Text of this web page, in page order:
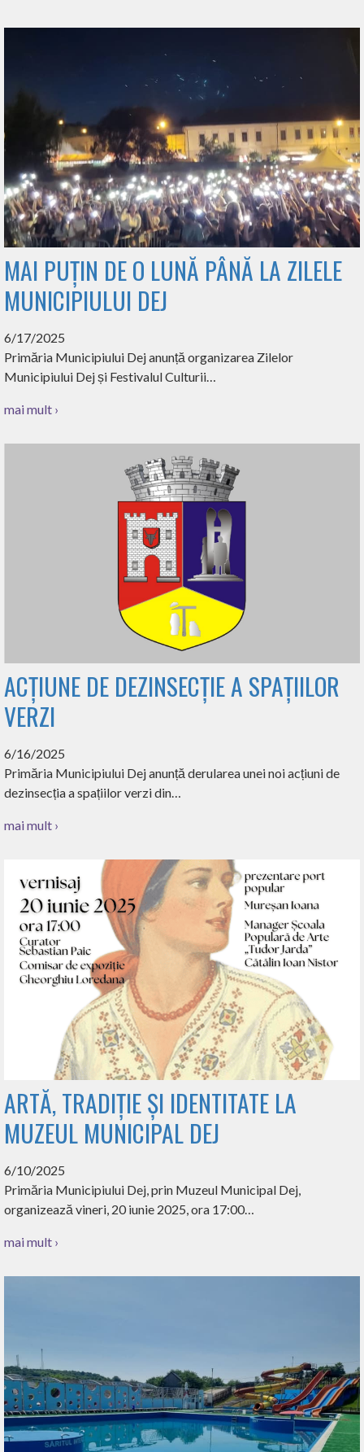
MAI PUȚIN DE O LUNĂ PÂNĂ LA ZILELE
MUNICIPIULUI DEJ
6/17/2025
Primăria Municipiului Dej anunță organizarea Zilelor
Municipiului Dej și Festivalul Culturii…
mai mult ›
ACȚIUNE DE DEZINSECȚIE A SPAȚIILOR
VERZI
6/16/2025
Primăria Municipiului Dej anunță derularea unei noi acțiuni de
dezinsecția a spațiilor verzi din…
mai mult ›
ARTĂ, TRADIȚIE ȘI IDENTITATE LA
MUZEUL MUNICIPAL DEJ
6/10/2025
Primăria Municipiului Dej, prin Muzeul Municipal Dej,
organizează vineri, 20 iunie 2025, ora 17:00…
mai mult ›